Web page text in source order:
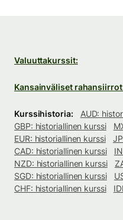
Valuuttakurssit:
Kansainväliset
Kurssihistoria:
AUD:
GBP: historiallinen kurssi
EUR: historiallinen kurssi
CAD: historiallinen kurssi
NZD: historiallinen kurssi
SGD: historiallinen kurssi
CHF: historiallinen kurssi